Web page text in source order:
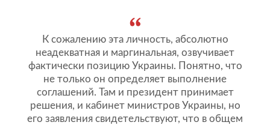
К сожалению эта личность, абсолютно
неадекватная и маргинальная, озвучивает
фактически позицию Украины. Понятно, что
не только он определяет выполнение
соглашений. Там и президент принимает
решения, и кабинет министров Украины, но
его заявления свидетельствуют, что в общем